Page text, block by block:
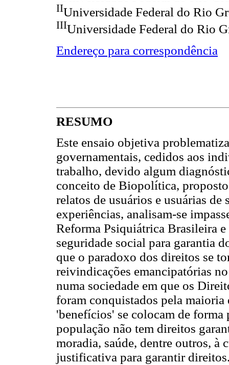
IIUniversidade Federal do Rio
IIIUniversidade Federal do Rio
Endereço para correspondência
RESUMO
Este ensaio objetiva
governamentais, cedidos aos
trabalho, devido algum
conceito de Biopolítica,
relatos de usuários e usuárias de
experiências, analisam-se
Reforma Psiquiátrica Brasileira
seguridade social para garantia
que o paradoxo dos direitos se
reivindicações emancipatórias
numa sociedade em que os
foram conquistados pela
'benefícios' se colocam de forma
população não tem direitos
moradia, saúde, dentre outros, à
justificativa para garantir